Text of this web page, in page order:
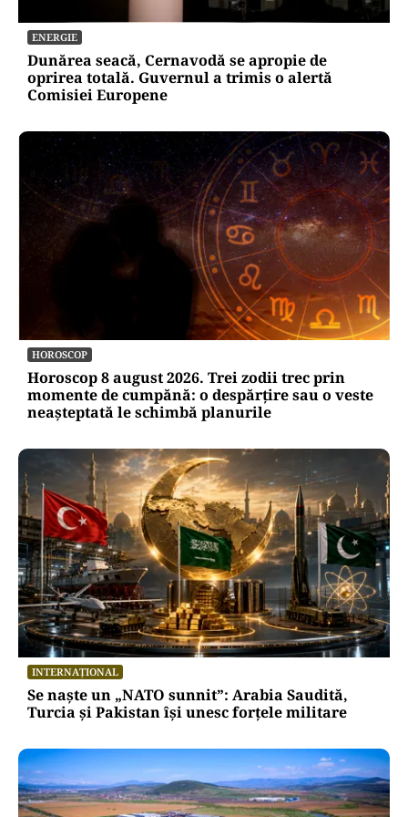
ENERGIE
Dunărea seacă, Cernavodă se apropie de
oprirea totală. Guvernul a trimis o alertă
Comisiei Europene
HOROSCOP
Horoscop 8 august 2026. Trei zodii trec prin
momente de cumpănă: o despărțire sau o veste
neașteptată le schimbă planurile
INTERNAȚIONAL
Se naște un „NATO sunnit”: Arabia Saudită,
Turcia și Pakistan își unesc forțele militare